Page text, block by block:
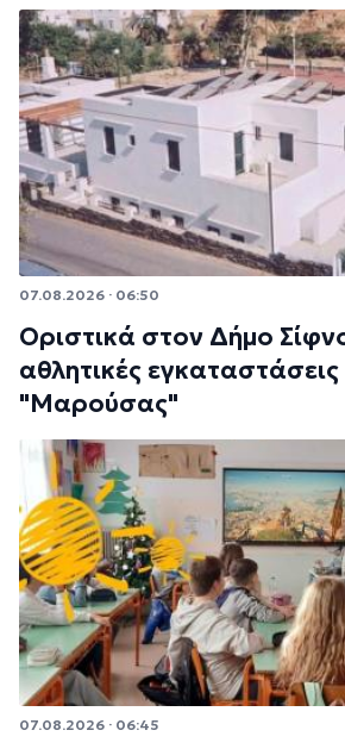
07.08.2026 · 06:50
Οριστικά στον Δήμο
αθλητικές εγκαταστάσεις
"Μαρούσας"
07.08.2026 · 06:45